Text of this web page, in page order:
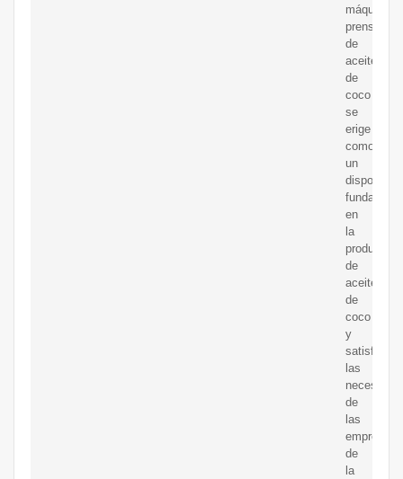
máquina
prensadora
de
aceite
de
coco
se
erige
como
un
dispositivo
en
la
producción
de
aceite
de
coco
y
satisface
las
de
las
empresas
de
la